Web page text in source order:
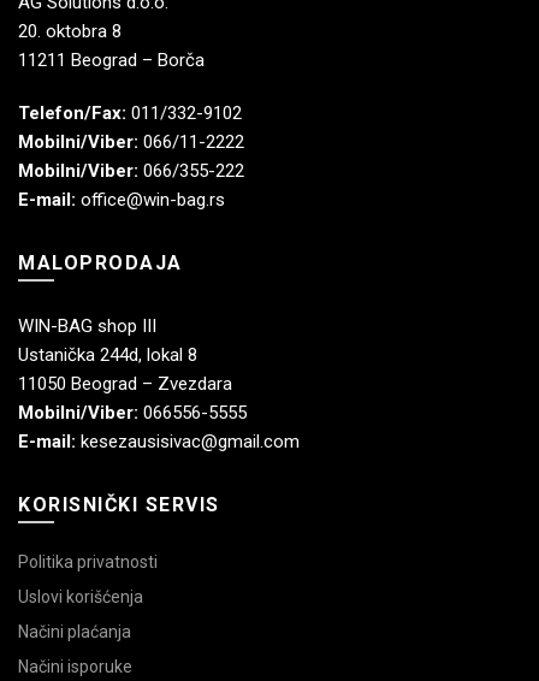
20. oktobra 8
11211 Beograd – Borča
Telefon/Fax: 011/332-9102
Mobilni/Viber: 066/11-2222
Mobilni/Viber: 066/355-222
E-mail: office@win-bag.rs
MALOPRODAJA
WIN-BAG shop III
Ustanička 244d, lokal 8
11050 Beograd – Zvezdara
Mobilni/Viber: 066556-5555
E-mail: kesezausisivac@gmail.com
KORISNIČKI SERVIS
Politika privatnosti
Uslovi korišćenja
Načini plaćanja
Načini isporuke